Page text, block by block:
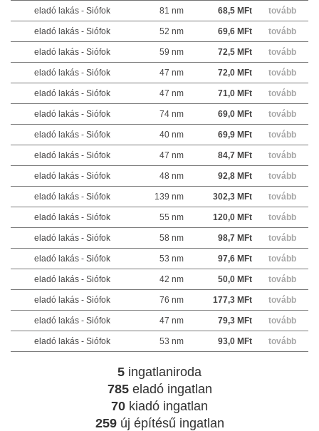
eladó lakás - Siófok 81 nm 68,5 MFt tovább
eladó lakás - Siófok 52 nm 69,6 MFt tovább
eladó lakás - Siófok 59 nm 72,5 MFt tovább
eladó lakás - Siófok 47 nm 72,0 MFt tovább
eladó lakás - Siófok 47 nm 71,0 MFt tovább
eladó lakás - Siófok 74 nm 69,0 MFt tovább
eladó lakás - Siófok 40 nm 69,9 MFt tovább
eladó lakás - Siófok 47 nm 84,7 MFt tovább
eladó lakás - Siófok 48 nm 92,8 MFt tovább
eladó lakás - Siófok 139 nm 302,3 MFt tovább
eladó lakás - Siófok 55 nm 120,0 MFt tovább
eladó lakás - Siófok 58 nm 98,7 MFt tovább
eladó lakás - Siófok 53 nm 97,6 MFt tovább
eladó lakás - Siófok 42 nm 50,0 MFt tovább
eladó lakás - Siófok 76 nm 177,3 MFt tovább
eladó lakás - Siófok 47 nm 79,3 MFt tovább
eladó lakás - Siófok 53 nm 93,0 MFt tovább
5 ingatlaniroda
785eladó ingatlan
70 kiadó ingatlan
259új építésű ingatlan